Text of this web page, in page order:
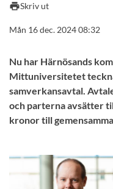
printSkriv ut
Mån 16 dec. 2024 08:32
Nu har Härnösands
Mittuniversitetet
samverkansavtal.
och parterna avsätter
kronor till